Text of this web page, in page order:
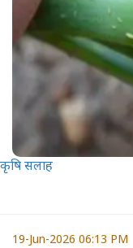
कृषि सलाह
19-Jun-2026 06:13 PM